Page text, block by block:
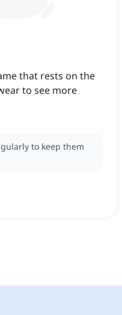
that rests on the
to see more
to keep them